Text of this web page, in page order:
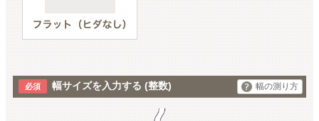
幅サイズを入力する (整数) 幅の測り方